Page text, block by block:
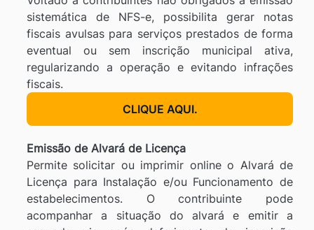
sistemática de NFS-e, possibilita gerar notas
fiscais avulsas para serviços prestados de forma
eventual ou sem inscrição municipal ativa,
regularizando a operação e evitando infrações
fiscais.
CLIQUE AQUI.
Emissão de Alvará de Licença
Permite solicitar ou imprimir online o Alvará de
Licença para Instalação e/ou Funcionamento de
estabelecimentos. O contribuinte pode
acompanhar a situação do alvará e emitir a